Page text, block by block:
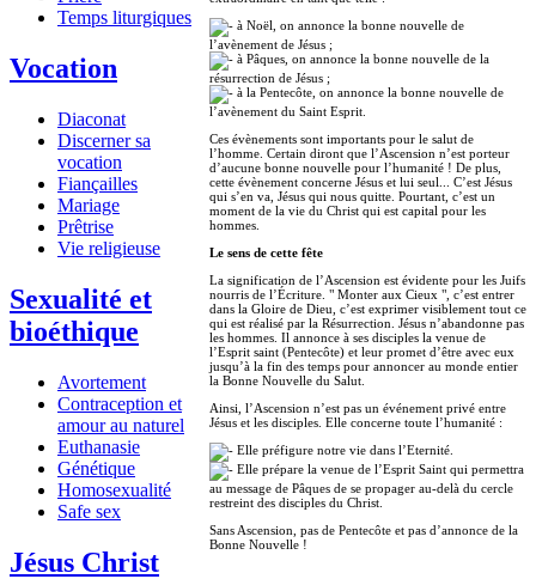
Temps liturgiques
Vocation
Diaconat
Discerner sa
vocation
Fiançailles
Mariage
Prêtrise
Vie religieuse
Sexualité et
bioéthique
Avortement
Contraception et
amour au naturel
Euthanasie
Génétique
Homosexualité
Safe sex
Jésus Christ
à Noël, on annonce la bonne nouvelle de
l’avènement de Jésus ;
à Pâques, on annonce la bonne nouvelle de la
résurrection de Jésus ;
à la Pentecôte, on annonce la bonne nouvelle de
l’avènement du Saint Esprit.
Ces évènements sont importants pour le salut de
l’homme. Certain diront que l’Ascension n’est porteur
d’aucune bonne nouvelle pour l’humanité ! De plus,
cette évènement concerne Jésus et lui seul... C’est Jésus
qui s’en va, Jésus qui nous quitte. Pourtant, c’est un
moment de la vie du Christ qui est capital pour les
hommes.
Le sens de cette fête
La signification de l’Ascension est évidente pour les Juifs
nourris de l’Écriture. " Monter aux Cieux ", c’est entrer
dans la Gloire de Dieu, c’est exprimer visiblement tout ce
qui est réalisé par la Résurrection. Jésus n’abandonne pas
les hommes. Il annonce à ses disciples la venue de
l’Esprit saint (Pentecôte) et leur promet d’être avec eux
jusqu’à la fin des temps pour annoncer au monde entier
la Bonne Nouvelle du Salut.
Ainsi, l’Ascension n’est pas un événement privé entre
Jésus et les disciples. Elle concerne toute l’humanité :
Elle préfigure notre vie dans l’Eternité.
Elle prépare la venue de l’Esprit Saint qui permettra
au message de Pâques de se propager au-delà du cercle
restreint des disciples du Christ.
Sans Ascension, pas de Pentecôte et pas d’annonce de la
Bonne Nouvelle !